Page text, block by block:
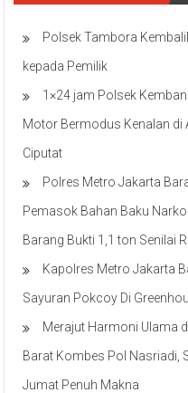
Polsek Tambora
kepada Pemilik
1×24 jam Polsek
Motor Bermodus Kenalan di
Ciputat
Polres Metro Jakarta
Pemasok Bahan Baku
Barang Bukti 1,1 ton Senilai
Kapolres Metro Jakarta
Sayuran Pokcoy Di
Merajut Harmoni Ulama
Barat Kombes Pol Nasriadi,
Jumat Penuh Makna